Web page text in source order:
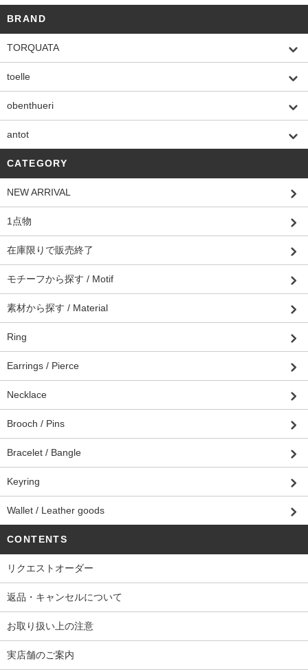
BRAND
TORQUATA
toelle
obenthueri
antot
CATEGORY
NEW ARRIVAL
1点物
在庫限りで販売終了
モチーフから探す / Motif
素材から探す / Material
Ring
Earrings / Pierce
Necklace
Brooch / Pins
Bracelet / Bangle
Keyring
Wallet / Leather goods
CONTENTS
リクエストオーダー
返品・キャンセルについて
お取り扱い上の注意
実店舗のご案内